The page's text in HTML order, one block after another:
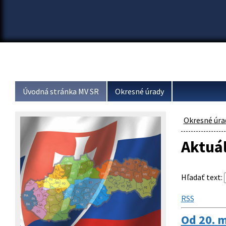
Úvodná stránka MV SR Okresné úrady
Okresné
Hľadať text:
RSS
Od 20.